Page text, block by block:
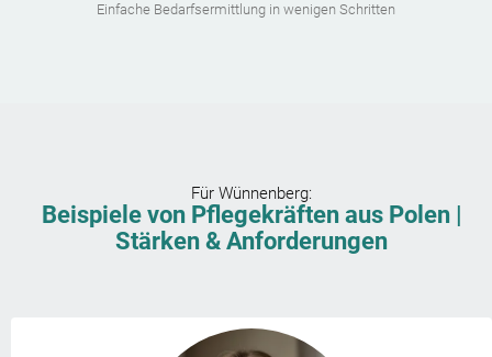
Einfache Bedarfsermittlung in wenigen Schritten
Für Wünnenberg:
Beispiele von Pflegekräften aus Polen |
Stärken & Anforderungen